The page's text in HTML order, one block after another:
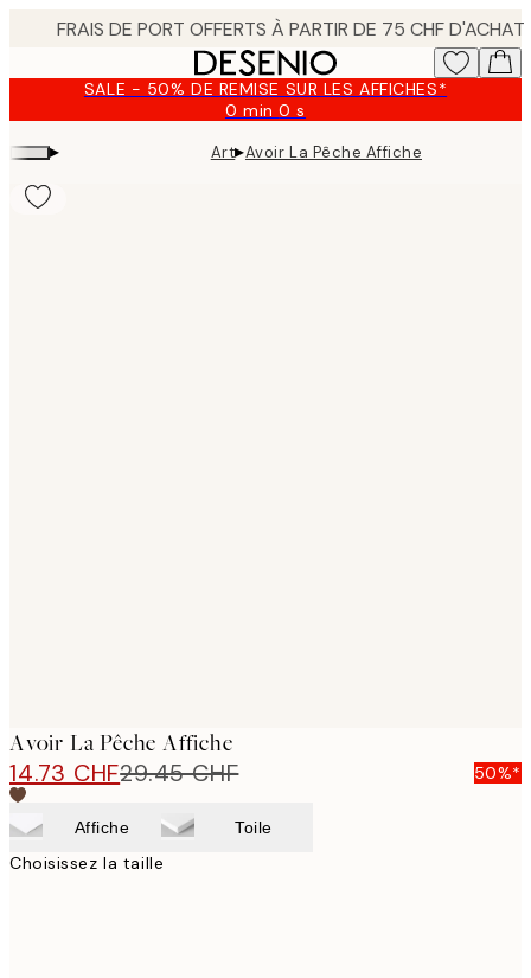
content.SALE - 50% DE REMISE SUR LES AFFICHES*
0 min0 s
Valable
jusqu'au
:
▸ Art▸Avoir La Pêche Affiche
Avoir La Pêche Affiche
14.73 CHF29.45 CHF 50%*
Affiche Toile
Choisissez la taille